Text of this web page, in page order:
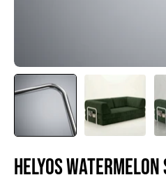
HELYOS WATERMELON